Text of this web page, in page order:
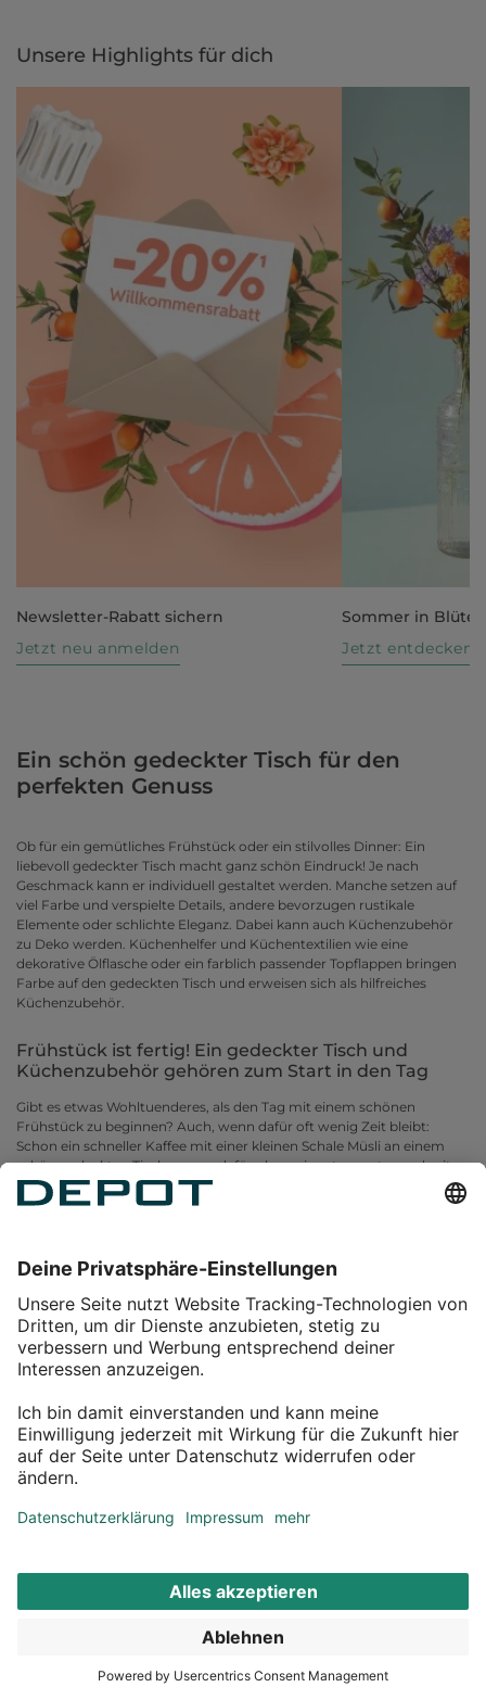
Unsere Highlights für dich
Newsletter-Rabatt sichern
Jetzt neu anmelden
Sommer in Blüte
Jetzt entdecken
Ein schön gedeckter Tisch für den
perfekten Genuss
Ob für ein gemütliches Frühstück oder ein stilvolles Dinner: Ein
liebevoll gedeckter Tisch macht ganz schön Eindruck! Je nach
Geschmack kann er individuell gestaltet werden. Manche setzen auf
viel Farbe und verspielte Details, andere bevorzugen rustikale
Elemente oder schlichte Eleganz. Dabei kann auch Küchenzubehör
zu Deko werden. Küchenhelfer und Küchentextilien wie eine
dekorative Ölflasche oder ein farblich passender Topflappen bringen
Farbe auf den gedeckten Tisch und erweisen sich als hilfreiches
Küchenzubehör.
Frühstück ist fertig! Ein gedeckter Tisch und
Küchenzubehör gehören zum Start in den Tag
Gibt es etwas Wohltuenderes, als den Tag mit einem schönen
Frühstück zu beginnen? Auch, wenn dafür oft wenig Zeit bleibt:
Schon ein schneller Kaffee mit einer kleinen Schale Müsli an einem
schön gedeckten Tisch sorgen dafür, dass wir entspannter und mit
mehr Energie in den Alltag aufbrechen. Für den individuellen
Wohlfühlfaktor ist für jeden Geschmack etwas dabei: Von weißem bis
Kreativität keine Grenzen gesetzt. Küchenzubehör wie ausgefallenes
Besteck oder lustig gestaltete Pfannenwender lassen auch einen
grauen Morgen zum Highlight werden.
Geschirr und Deko lassen einen Tisch zum
Mittelpunkt werden
Am Esstisch werden gesellige Abende verbracht, hier kommen alle
zusammen. Gemeinsame Essensrituale verschönern das
Familienleben und regen zum Austausch über den Tag an. Umso
besser, wenn der Esstisch so gestaltet ist, dass dort alle gern Zeit
verbringen. Schalen mit bunten Mustern auf passenden Platzdecken
Küchenzubehör wie dekorative Salz- und Pfeffermühlen finden auf
ungedecktem Zustand zu einem Blickfang werden.